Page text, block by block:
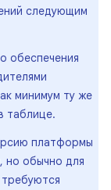
следующим
обеспечения
минимум ту же
таблице.
платформы
но обычно для